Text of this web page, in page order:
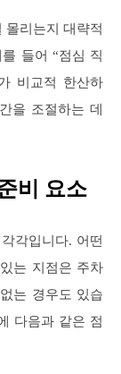
몰리는지 대략적
들어 “점심 직
비교적 한산하
을 조절하는 데
비 요소
각입니다. 어떤
는 지점은 주차
는 경우도 있습
다음과 같은 점